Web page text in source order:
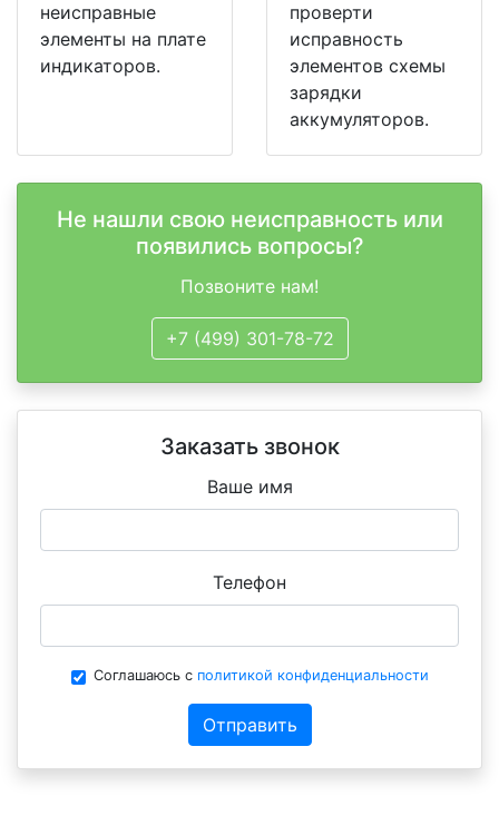
неисправные
элементы на плате
индикаторов.
проверти
исправность
элементов схемы
зарядки
аккумуляторов.
Не нашли свою неисправность или
появились вопросы?
Позвоните нам!
+7 (499) 301-78-72
Заказать звонок
Ваше имя
Телефон
Соглашаюсь с политикой конфиденциальности
Отправить